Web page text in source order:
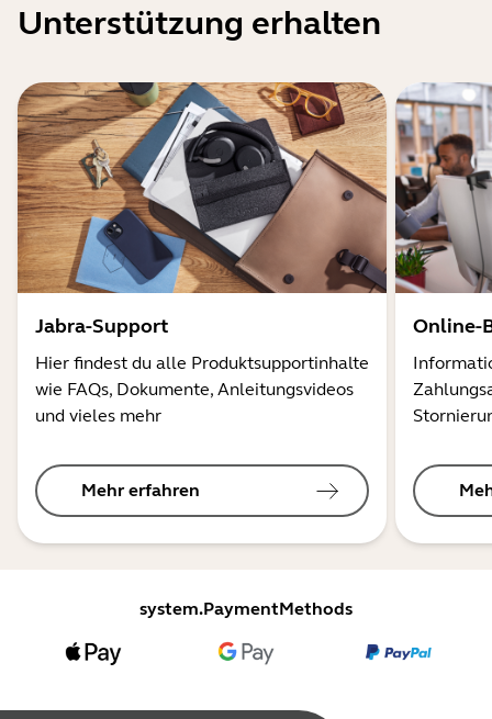
Unterstützung erhalten
Jabra-Support
Hier findest du alle Produktsupportinhalte
wie FAQs, Dokumente, Anleitungsvideos
und vieles mehr
Mehr erfahren
Online-
system.PaymentMethods